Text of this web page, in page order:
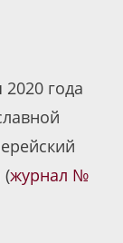
года
(журнал №